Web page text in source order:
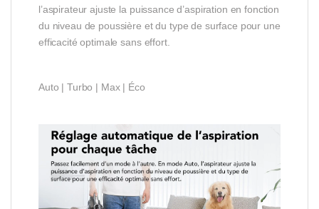
l’aspirateur ajuste la puissance d’aspiration en fonction
du niveau de poussière et du type de surface pour une
efficacité optimale sans effort.
Auto | Turbo | Max | Éco